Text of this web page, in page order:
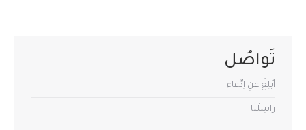
تَواصُل
أبْلِغْ عَنِ اِدِّعَاء
رَاسِلْنَا